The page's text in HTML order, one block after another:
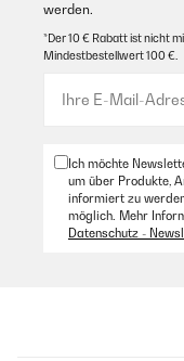
werden.
*Der 10 € Rabatt ist nicht
Mindestbestellwert 100 €.
Ich möchte
um über Produkte,
informiert zu
möglich. Mehr
Datenschutz -